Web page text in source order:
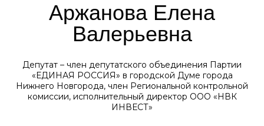
Аржанова Елена
Валерьевна
Депутат – член депутатского объединения Партии
«ЕДИНАЯ РОССИЯ» в городской Думе города
Нижнего Новгорода, член Региональной контрольной
комиссии, исполнительный директор ООО «НВК
ИНВЕСТ»